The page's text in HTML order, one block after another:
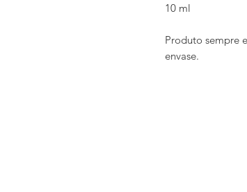
10 ml
Produto sempre
envase.